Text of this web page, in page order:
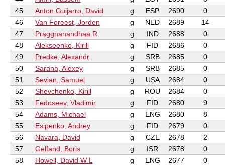
45
Anton Guijarro, David g ESP 2690
0
46
Van Foreest, Jorden g NED 2689
14
47
Praggnanandhaa R g IND 2688
0
48
Alekseenko, Kirill g FID 2686
0
49
Predke, Alexandr g SRB 2685
0
50
Sarana, Alexey g SRB 2685
0
51
Sevian, Samuel g USA 2684
0
52
Shevchenko, Kirill g ROU 2684
0
53
Fedoseev, Vladimir g FID 2680
9
54
Adams, Michael g ENG 2680
8
55
Esipenko, Andrey g FID 2679
0
56
Navara, David g CZE 2678
2
57
Gelfand, Boris g ISR 2678
0
58
Howell, David W L g ENG 2677
0